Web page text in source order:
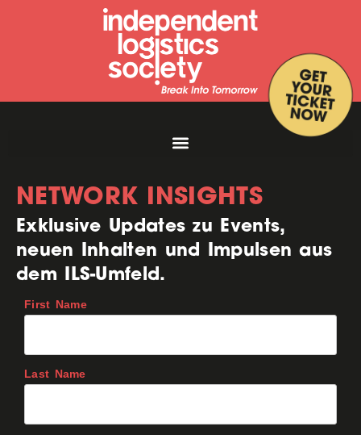
NETWORK INSIGHTS
Exklusive Updates zu Events,
neuen Inhalten und Impulsen aus
dem ILS-Umfeld.
First Name
Last Name